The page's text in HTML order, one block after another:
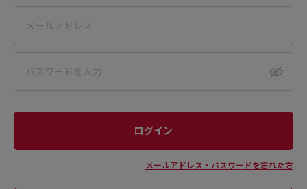
メールアドレス・パスワードを忘れた方